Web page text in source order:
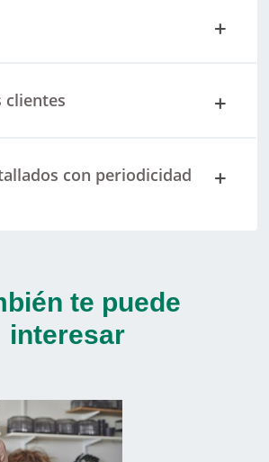
clientes
con periodicidad
te puede
interesar